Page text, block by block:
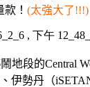
！ (太強大了!!!)
地段的Central
、伊勢丹（